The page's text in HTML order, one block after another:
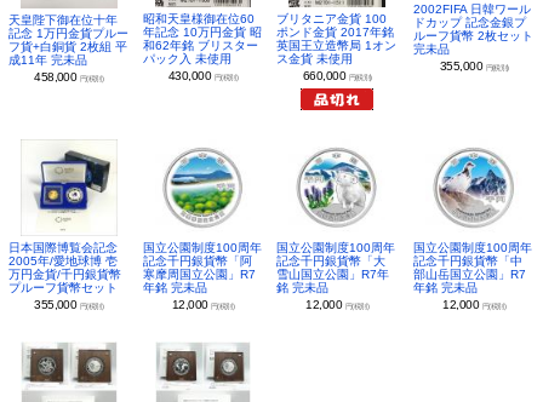
天皇陛下御在位十年
記念 1万円金貨プルー
フ貨+白銅貨 2枚組 平
成11年 完未品
458,000 円(税別)
昭和天皇様御在位60
年記念 10万円金貨 昭
和62年銘 ブリスター
パック入 未使用
430,000 円(税別)
ブリタニア金貨 100
ポンド金貨 2017年銘
英国王立造幣局 1オン
ス金貨 未使用
660,000 円(税別)
2002FIFA 日韓ワール
ドカップ 記念金銀プ
ルーフ貨幣 2枚セット
完未品
355,000 円(税別)
日本国際博覧会記念
2005年/愛地球博 壱
万円金貨/千円銀貨幣
プルーフ貨幣セット
355,000 円(税別)
国立公園制度100周年
記念千円銀貨幣「阿
寒摩周国立公園」R7
年銘 完未品
12,000 円(税別)
国立公園制度100周年
記念千円銀貨幣「大
雪山国立公園」R7年
銘 完未品
12,000 円(税別)
国立公園制度100周年
記念千円銀貨幣「中
部山岳国立公園」R7
年銘 完未品
12,000 円(税別)